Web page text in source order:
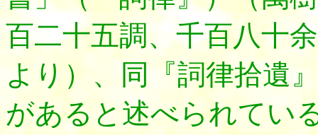
百二十五調、千百八十
より）、同『詞律拾遺
があると述べられてい